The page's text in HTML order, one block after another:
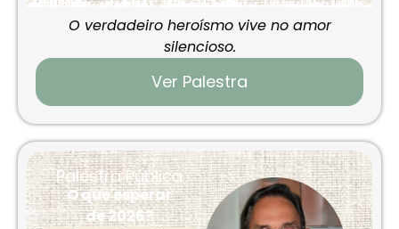
O verdadeiro heroísmo vive no amor
silencioso.
Ver Palestra
Palestra Pública
O que esperar
de 2026?